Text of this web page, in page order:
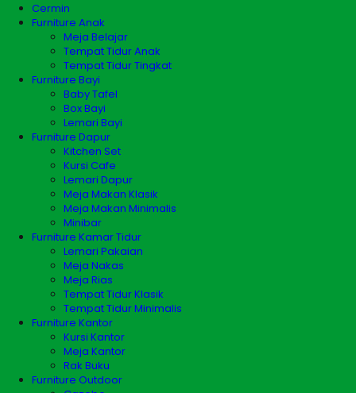
Cermin
Furniture Anak
Meja Belajar
Tempat Tidur Anak
Tempat Tidur Tingkat
Furniture Bayi
Baby Tafel
Box Bayi
Lemari Bayi
Furniture Dapur
Kitchen Set
Kursi Cafe
Lemari Dapur
Meja Makan Klasik
Meja Makan Minimalis
Minibar
Furniture Kamar Tidur
Lemari Pakaian
Meja Nakas
Meja Rias
Tempat Tidur Klasik
Tempat Tidur Minimalis
Furniture Kantor
Kursi Kantor
Meja Kantor
Rak Buku
Furniture Outdoor